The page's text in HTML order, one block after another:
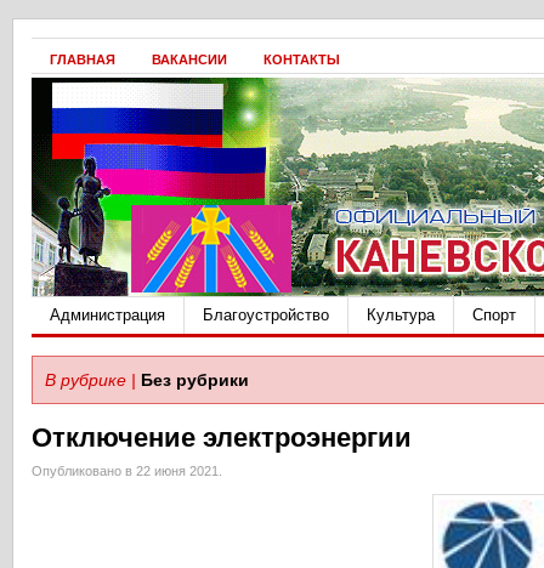
ГЛАВНАЯ ВАКАНСИИ КОНТАКТЫ
Администрация Благоустройство Культура Спорт
В рубрике | Без рубрики
Отключение электроэнергии
Опубликовано в 22 июня 2021.